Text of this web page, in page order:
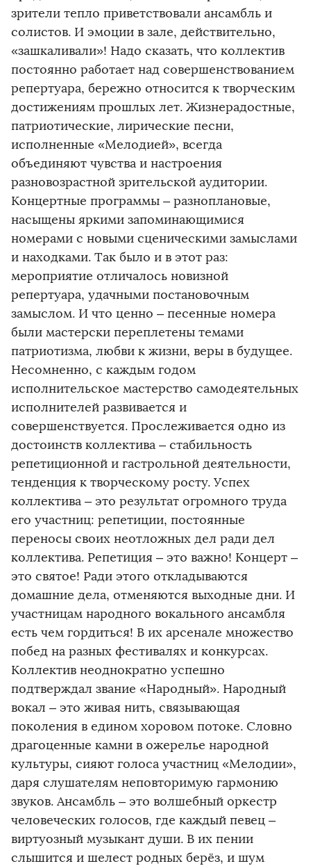
зрители тепло приветствовали ансамбль и
солистов. И эмоции в зале, действительно,
«зашкаливали»! Надо сказать, что коллектив
постоянно работает над совершенствованием
репертуара, бережно относится к творческим
достижениям прошлых лет. Жизнерадостные,
патриотические, лирические песни,
исполненные «Мелодией», всегда
объединяют чувства и настроения
разновозрастной зрительской аудитории.
Концертные программы – разноплановые,
насыщены яркими запоминающимися
номерами с новыми сценическими замыслами
и находками. Так было и в этот раз:
мероприятие отличалось новизной
репертуара, удачными постановочным
замыслом. И что ценно – песенные номера
были мастерски переплетены темами
патриотизма, любви к жизни, веры в будущее.
Несомненно, с каждым годом
исполнительское мастерство самодеятельных
исполнителей развивается и
совершенствуется. Прослеживается одно из
достоинств коллектива – стабильность
репетиционной и гастрольной деятельности,
тенденция к творческому росту. Успех
коллектива – это результат огромного труда
его участниц: репетиции, постоянные
переносы своих неотложных дел ради дел
коллектива. Репетиция – это важно! Концерт –
это святое! Ради этого откладываются
домашние дела, отменяются выходные дни. И
участницам народного вокального ансамбля
есть чем гордиться! В их арсенале множество
побед на разных фестивалях и конкурсах.
Коллектив неоднократно успешно
подтверждал звание «Народный». Народный
вокал – это живая нить, связывающая
поколения в едином хоровом потоке. Словно
драгоценные камни в ожерелье народной
культуры, сияют голоса участниц «Мелодии»,
даря слушателям неповторимую гармонию
звуков. Ансамбль – это волшебный оркестр
человеческих голосов, где каждый певец –
виртуозный музыкант души. В их пении
слышится и шелест родных берёз, и шум